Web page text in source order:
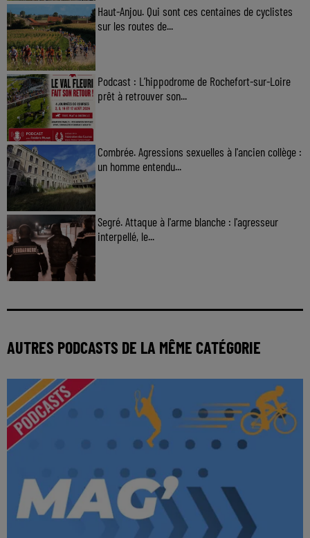
Haut-Anjou. Qui sont ces centaines de cyclistes
sur les routes de...
Podcast : L’hippodrome de Rochefort-sur-Loire
prêt à retrouver son...
Combrée. Agressions sexuelles à l'ancien collège :
un homme entendu...
Segré. Attaque à l'arme blanche : l'agresseur
interpellé, le...
AUTRES PODCASTS DE LA MÊME CATÉGORIE